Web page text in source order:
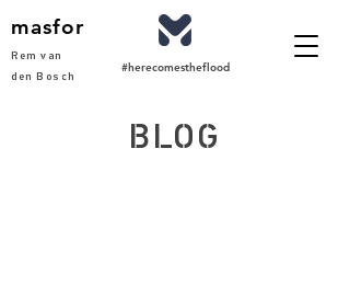
#herecomestheflood
masfor
Rem van
den Bosch
BLOG